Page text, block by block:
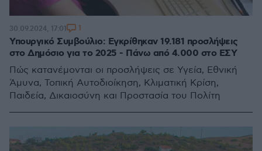
Υπουργικό Συμβούλιο: Εγκρίθηκαν 19.181 προσλήψεις
στο Δημόσιο για το 2025 - Πάνω από 4.000 στο ΕΣΥ
Πώς κατανέμονται οι προσλήψεις σε Υγεία, Εθνική
Άμυνα, Τοπική Αυτοδιοίκηση, Κλιματική Κρίση,
Παιδεία, Δικαιοσύνη και Προστασία του Πολίτη
30.09.2024, 17:01 1